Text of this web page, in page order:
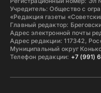
Учредитель: Общество с
«Редакция газеты
Главный редактор:
Адрес электронной почты
Адрес редакции: 117342,
Муниципальный округ
Телефон редакции: +7 (991)